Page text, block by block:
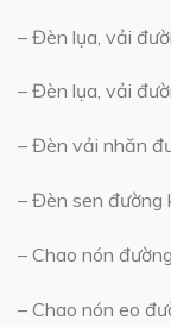
– Đèn lụa, vải
– Đèn lụa, vải
– Đèn vải nhăn
– Đèn sen đường
– Chao nón
– Chao nón eo